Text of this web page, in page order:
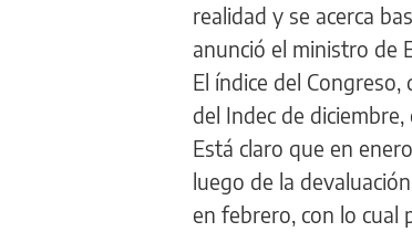
realidad y se acerca
anunció el ministro de
El índice del
del Indec de
Está claro que en
luego de la
en febrero, con lo cual